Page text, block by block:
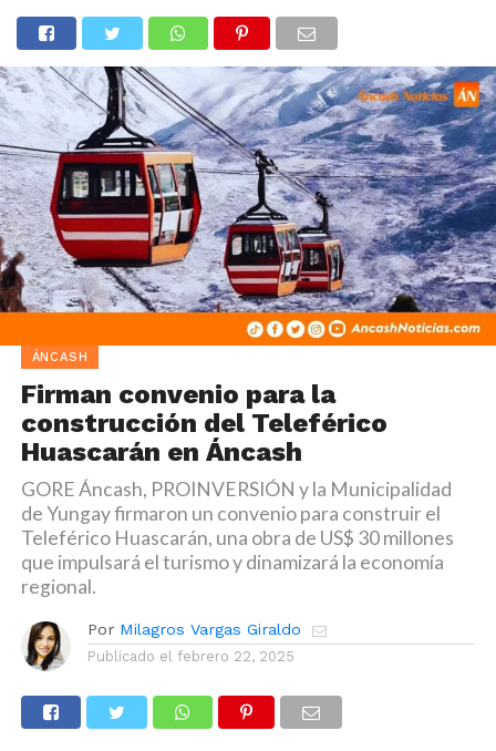
ÁNCASH
Firman convenio para la
construcción del Teleférico
Huascarán en Áncash
GORE Áncash, PROINVERSIÓN y la Municipalidad
de Yungay firmaron un convenio para construir el
Teleférico Huascarán, una obra de US$ 30 millones
que impulsará el turismo y dinamizará la economía
regional.
Por Milagros Vargas Giraldo
Publicado el febrero 22, 2025